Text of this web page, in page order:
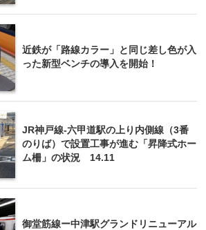
近鉄が「路線カラー」と同じ差し色が入
った新型ベンチの導入を開始！
JR神戸線-六甲道駅の上り内側線（3番
のりば）で設置工事が進む「昇降式ホー
ム柵」の状況 14.11
御堂筋線ー中津駅グランドリニューアル